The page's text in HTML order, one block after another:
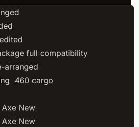
full compatibility
arranged
460 cargo
New
New